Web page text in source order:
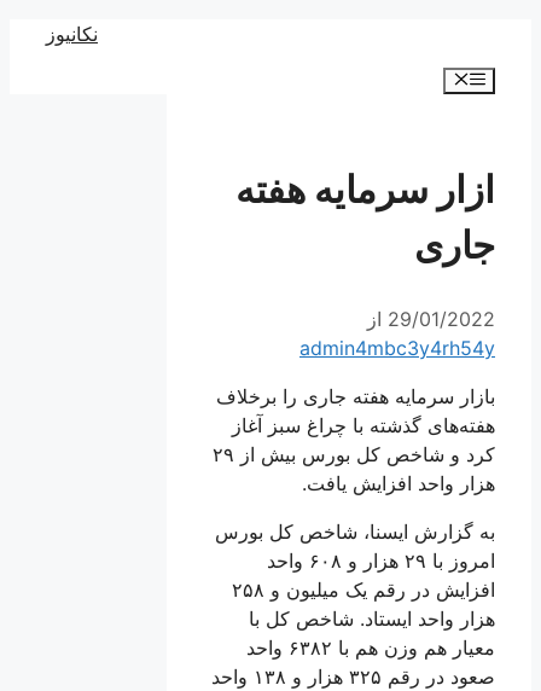
نکانیوز
فهرست
ازار سرمایه هفته
جاری
29/01/2022 از
admin4mbc3y4rh54y
بازار سرمایه هفته جاری را برخلاف
هفته‌های گذشته با چراغ سبز آغاز
کرد و شاخص کل بورس بیش از ۲۹
هزار واحد افزایش یافت.
به گزارش ایسنا، شاخص کل بورس
امروز با ۲۹ هزار و ۶۰۸ واحد
افزایش در رقم یک میلیون و ۲۵۸
هزار واحد ایستاد. شاخص کل با
معیار هم وزن هم با ۶۳۸۲ واحد
صعود در رقم ۳۲۵ هزار و ۱۳۸ واحد